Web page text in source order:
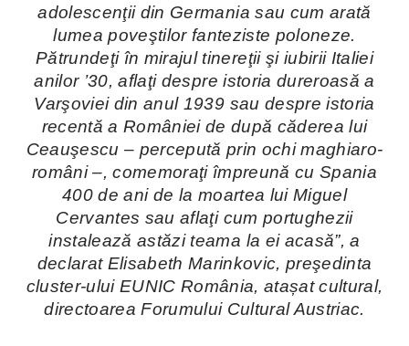
adolescenţii din Germania sau cum arată
lumea poveştilor fanteziste poloneze.
Pătrundeţi în mirajul tinereţii şi iubirii Italiei
anilor ’30, aflaţi despre istoria dureroasă a
Varşoviei din anul 1939 sau despre istoria
recentă a României de după căderea lui
Ceauşescu – percepută prin ochi maghiaro-
români –, comemoraţi împreună cu Spania
400 de ani de la moartea lui Miguel
Cervantes sau aflaţi cum portughezii
instalează astăzi teama la ei acasă”, a
declarat Elisabeth Marinkovic, preşedinta
cluster-ului EUNIC România, atașat cultural,
directoarea Forumului Cultural Austriac.